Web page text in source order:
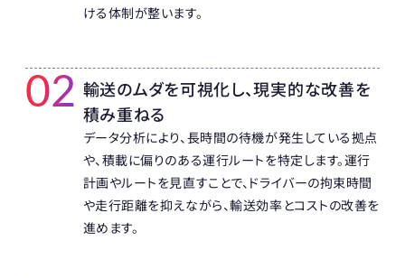
ける体制が整います。
02 輸送のムダを可視化し、現実的な改善を
積み重ねる
データ分析により、長時間の待機が発生している拠点
や、積載に偏りのある運行ルートを特定します。運行
計画やルートを見直すことで、ドライバーの拘束時間
や走行距離を抑えながら、輸送効率とコストの改善を
進めます。